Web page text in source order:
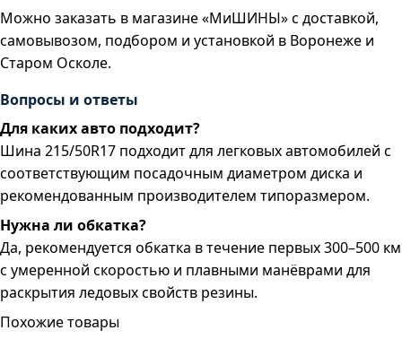
Можно заказать в магазине «МиШИНЫ» с доставкой,
самовывозом, подбором и установкой в Воронеже и
Старом Осколе.
Вопросы и ответы
Для каких авто подходит?
Шина 215/50R17 подходит для легковых автомобилей с
соответствующим посадочным диаметром диска и
рекомендованным производителем типоразмером.
Нужна ли обкатка?
Да, рекомендуется обкатка в течение первых 300–500 км
с умеренной скоростью и плавными манёврами для
раскрытия ледовых свойств резины.
Похожие товары